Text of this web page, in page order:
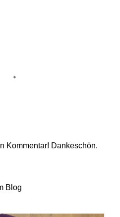
Kommentar! Dankeschön.
Blog